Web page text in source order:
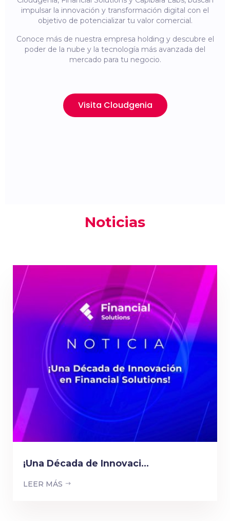
impulsar la innovación y transformación digital con el
objetivo de potencializar tu valor comercial.
Conoce más de nuestra empresa holding y descubre el
poder de la nube y la tecnología más avanzada del
mercado para tu negocio.
Visita Cloudgenia
Noticias
¡Una Década de Innovaci...
LEER MÁS